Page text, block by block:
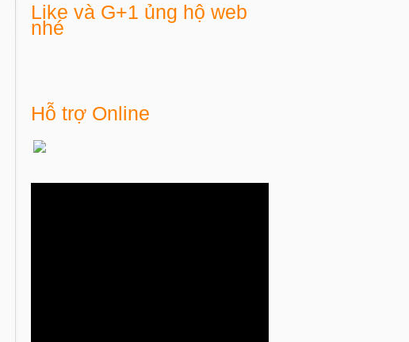
Like và G+1 ủng hộ web
nhé
Hỗ trợ Online